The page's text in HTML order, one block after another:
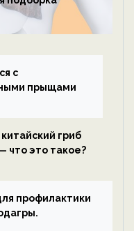
с
прыщами
гриб
что это такое?
профилактики